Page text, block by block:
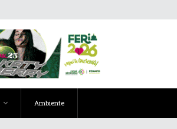
Ambiente